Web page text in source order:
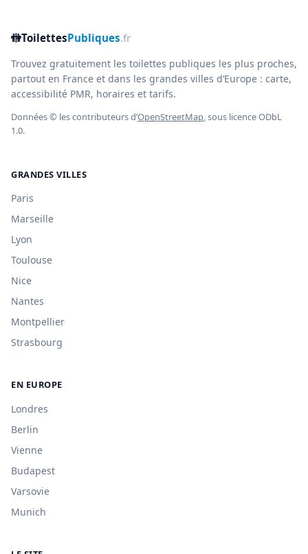
🚻ToilettesPubliques.fr
Trouvez gratuitement les toilettes publiques les plus proches,
partout en France et dans les grandes villes d’Europe : carte,
accessibilité PMR, horaires et tarifs.
Données © les contributeurs d’OpenStreetMap, sous licence ODbL
1.0.
GRANDES VILLES
Paris
Marseille
Lyon
Toulouse
Nice
Nantes
Montpellier
Strasbourg
EN EUROPE
Londres
Berlin
Vienne
Budapest
Varsovie
Munich